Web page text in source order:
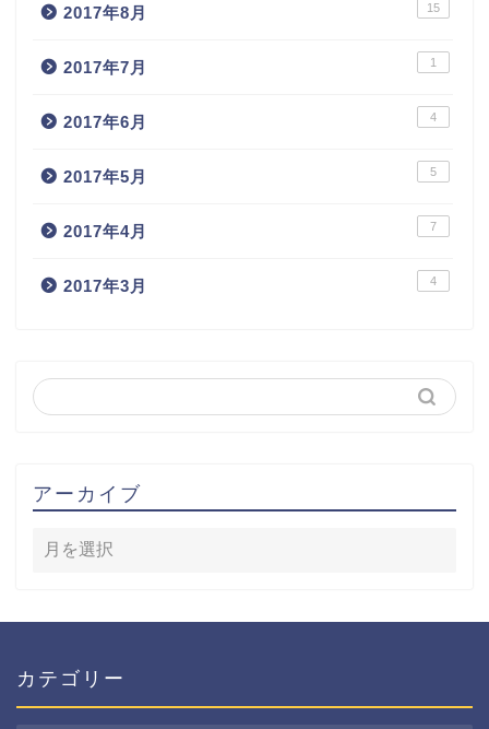
2017年8月 15
2017年7月 1
2017年6月 4
2017年5月 5
2017年4月 7
2017年3月 4
アーカイブ
カテゴリー